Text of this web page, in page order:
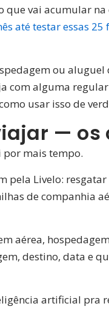
vai acumular
até testar essas
ou
com alguma
usar isso de
—
por mais tempo.
pela Livelo:
de companhia
aérea,
destino, data e
artificial pra